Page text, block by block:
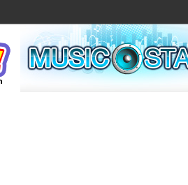
ข่าวด่วน
ละคร